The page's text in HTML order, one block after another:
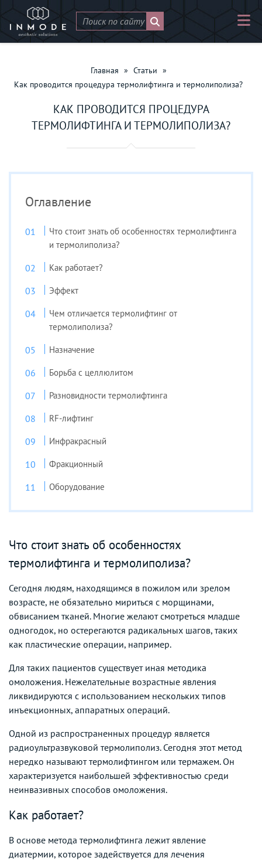
Главная » Статьи »
Как проводится процедура термолифтинга и термолиполиза?
КАК ПРОВОДИТСЯ ПРОЦЕДУРА
ТЕРМОЛИФТИНГА И ТЕРМОЛИПОЛИЗА?
Оглавление
Что стоит знать об особенностях термолифтинга
и термолиполиза?
Как работает?
Эффект
Чем отличается термолифтинг от
термолиполиза?
Назначение
Борьба с целлюлитом
Разновидности термолифтинга
RF-лифтинг
Инфракрасный
Фракционный
Оборудование
Что стоит знать об особенностях
термолифтинга и термолиполиза?
Сегодня людям, находящимся в пожилом или зрелом
возрасте, не обязательно мириться с морщинами,
обвисанием тканей. Многие желают смотреться младше
одногодок, но остерегаются радикальных шагов, таких
как пластические операции, например.
Для таких пациентов существует иная методика
омоложения. Нежелательные возрастные явления
ликвидируются с использованием нескольких типов
инъекционных, аппаратных операций.
Одной из распространенных процедур является
радиоультразвуковой термолиполиз. Сегодня этот метод
нередко называют термолифтингом или термажем. Он
характеризуется наибольшей эффективностью среди
неинвазивных способов омоложения.
Как работает?
В основе метода термолифтинга лежит явление
диатермии, которое задействуется для лечения